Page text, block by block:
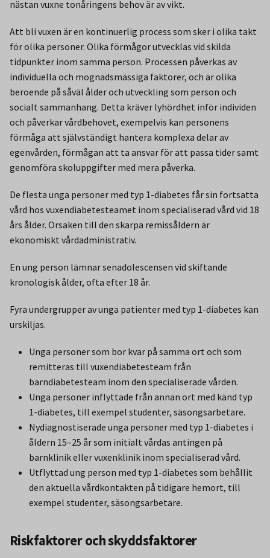
nästan vuxne tonåringens behov är av vikt.
Att bli vuxen är en kontinuerlig process som sker i olika takt
för olika personer. Olika förmågor utvecklas vid skilda
tidpunkter inom samma person. Processen påverkas av
individuella och mognadsmässiga faktorer, och är olika
beroende på såväl ålder och utveckling som person och
socialt sammanhang. Detta kräver lyhördhet inför individen
och påverkar vårdbehovet, exempelvis kan personens
förmåga att självständigt hantera komplexa delar av
egenvården, förmågan att ta ansvar för att passa tider samt
genomföra skoluppgifter med mera påverka.
De flesta unga personer med typ 1-diabetes får sin fortsatta
vård hos vuxendiabetesteamet inom specialiserad vård vid 18
års ålder. Orsaken till den skarpa remissåldern är
ekonomiskt vårdadministrativ.
En ung person lämnar senadolescensen vid skiftande
kronologisk ålder, ofta efter 18 år.
Fyra undergrupper av unga patienter med typ 1-diabetes kan
urskiljas.
Unga personer som bor kvar på samma ort och som
remitteras till vuxendiabetesteam från
barndiabetesteam inom den specialiserade vården.
Unga personer inflyttade från annan ort med känd typ
1-diabetes, till exempel studenter, säsongsarbetare.
Nydiagnostiserade unga personer med typ 1-diabetes i
åldern 15–25 år som initialt vårdas antingen på
barnklinik eller vuxenklinik inom specialiserad vård.
Utflyttad ung person med typ 1-diabetes som behållit
den aktuella vårdkontakten på tidigare hemort, till
exempel studenter, säsongsarbetare.
Riskfaktorer och skyddsfaktorer